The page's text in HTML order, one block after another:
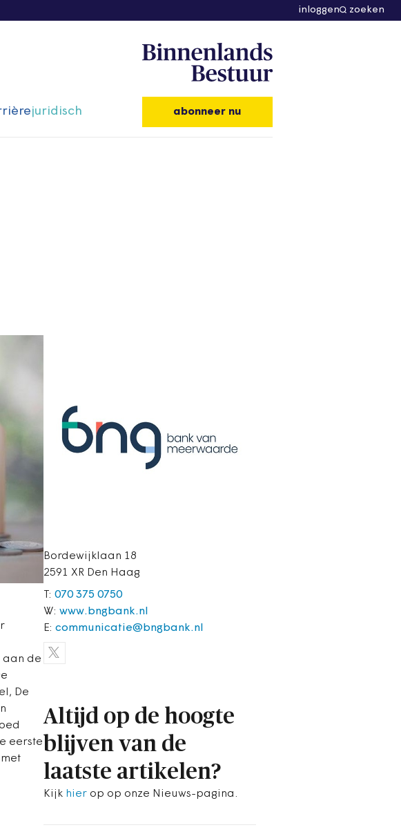
inloggen zoeken
juridisch abonneer nu
aan de
De
eerste
Bordewijklaan 18
2591 XR Den Haag
T: 070 375 0750
W: www.bngbank.nl
E: communicatie@bngbank.nl
Altijd op de hoogte
blijven van de
laatste artikelen?
Kijk hier op op onze Nieuws-pagina.